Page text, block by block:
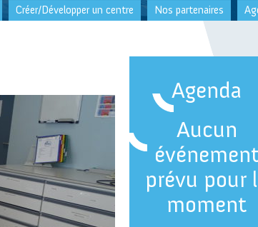
Créer/Développer un centre Nos partenaires
Agenda
Aucun
prévu pour
moment